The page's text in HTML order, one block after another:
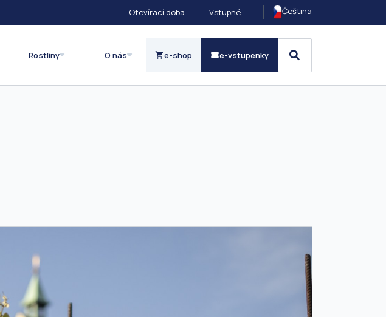
Otevírací doba Vstupné Čeština
Rostliny O nás e-shop e-vstupenky